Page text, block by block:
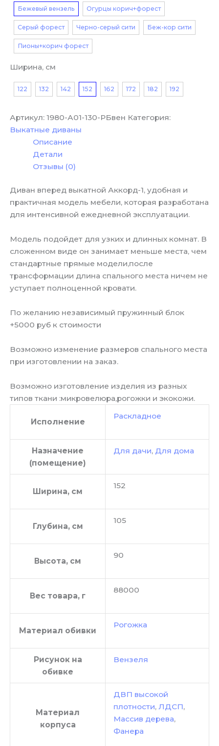
Бежевый вензель Огурцы корич+форест
Серый форест Черно-серый сити Беж-кор сити
Пионы+корич форест
Ширина, см
122 132 142 152 162 172 182 192
Артикул: 1980-А01-130-РБвен Категория:
Выкатные диваны
Описание
Детали
Отзывы (0)
Диван вперед выкатной Аккорд-1, удобная и
практичная модель мебели, которая разработана
для интенсивной ежедневной эксплуатации.
Модель подойдет для узких и длинных комнат. В
сложенном виде он занимает меньше места, чем
стандартные прямые модели,после
трансформации длина спального места ничем не
уступает полноценной кровати.
По желанию независимый пружинный блок
+5000 руб к стоимости
Возможно изменение размеров спального места
при изготовлении на заказ.
Возможно изготовление изделия из разных
типов ткани :микровелюра,рогожки и экокожи.
Исполнение
Раскладное
Назначение
(помещение)
Для дачи, Для дома
Ширина, см
152
Глубина, см
105
Высота, см
90
Вес товара, г
88000
Материал обивки
Рогожка
Рисунок на
обивке
Вензеля
Материал
корпуса
ДВП высокой
плотности, ЛДСП,
Массив дерева,
Фанера